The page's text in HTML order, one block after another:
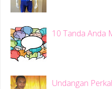
10 Tanda Anda
Undangan